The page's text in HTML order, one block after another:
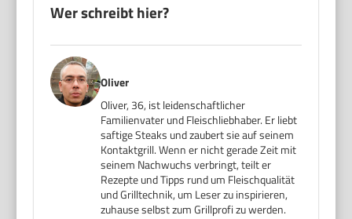
Wer schreibt hier?
Oliver
Oliver, 36, ist leidenschaftlicher
Familienvater und Fleischliebhaber. Er liebt
saftige Steaks und zaubert sie auf seinem
Kontaktgrill. Wenn er nicht gerade Zeit mit
seinem Nachwuchs verbringt, teilt er
Rezepte und Tipps rund um Fleischqualität
und Grilltechnik, um Leser zu inspirieren,
zuhause selbst zum Grillprofi zu werden.